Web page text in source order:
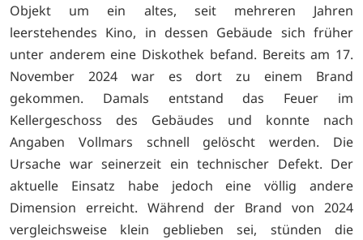
Objekt um ein altes, seit mehreren Jahren
leerstehendes Kino, in dessen Gebäude sich früher
unter anderem eine Diskothek befand. Bereits am 17.
November 2024 war es dort zu einem Brand
gekommen. Damals entstand das Feuer im
Kellergeschoss des Gebäudes und konnte nach
Angaben Vollmars schnell gelöscht werden. Die
Ursache war seinerzeit ein technischer Defekt. Der
aktuelle Einsatz habe jedoch eine völlig andere
Dimension erreicht. Während der Brand von 2024
vergleichsweise klein geblieben sei, stünden die